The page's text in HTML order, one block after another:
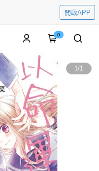
開啟APP
0
1/1